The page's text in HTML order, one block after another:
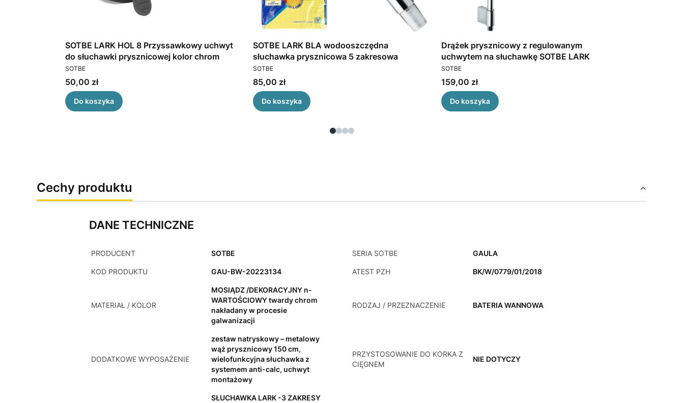
SOTBE LARK HOL 8 Przyssawkowy uchwyt
do słuchawki prysznicowej kolor chrom
PRODUCENT
SOTBE
Cena
50,00 zł
Do koszyka
SOTBE LARK BLA wodooszczędna
słuchawka prysznicowa 5 zakresowa
PRODUCENT
SOTBE
Cena
85,00 zł
Do koszyka
Drążek prysznicowy z regulowanym
uchwytem na słuchawkę SOTBE LARK
PRODUCENT
SOTBE
Cena
159,00 zł
Do koszyka
Cechy produktu
DANE TECHNICZNE
PRODUCENT SOTBE SERIA SOTBE GAULA
KOD PRODUKTU GAU-BW-20223134 ATEST PZH BK/W/0779/01/2018
MATERIAŁ / KOLOR
MOSIĄDZ /DEKORACYJNY n-
WARTOŚCIOWY twardy chrom
nakładany w procesie
galwanizacji
RODZAJ / PRZEZNACZENIE BATERIA WANNOWA
DODATKOWE WYPOSAŻENIE
zestaw natryskowy – metalowy
wąż prysznicowy 150 cm,
wielofunkcyjna słuchawka z
systemem anti-calc, uchwyt
montażowy
PRZYSTOSOWANIE DO KORKA Z
CIĘGNEM
NIE DOTYCZY
SŁUCHAWKA LARK -3 ZAKRESY